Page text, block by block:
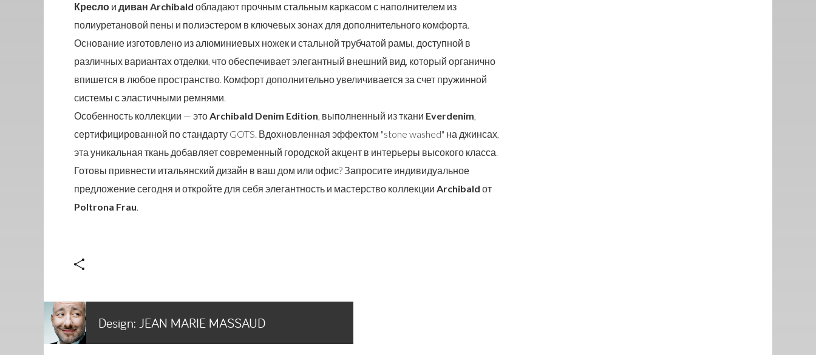
Кресло и диван Archibald обладают прочным стальным каркасом с наполнителем из
полиуретановой пены и полиэстером в ключевых зонах для дополнительного комфорта.
Основание изготовлено из алюминиевых ножек и стальной трубчатой рамы, доступной в
различных вариантах отделки, что обеспечивает элегантный внешний вид, который органично
впишется в любое пространство. Комфорт дополнительно увеличивается за счет пружинной
системы с эластичными ремнями.
Особенность коллекции — этоArchibald Denim Edition, выполненный из ткани Everdenim,
сертифицированной по стандарту GOTS. Вдохновленная эффектом "stone washed" на джинсах,
эта уникальная ткань добавляет современный городской акцент в интерьеры высокого класса.
Готовы привнести итальянский дизайн в ваш дом или офис? Запросите индивидуальное
предложение сегодня и откройте для себя элегантность и мастерство коллекции Archibald от
Poltrona Frau.
Design: JEAN MARIE MASSAUD